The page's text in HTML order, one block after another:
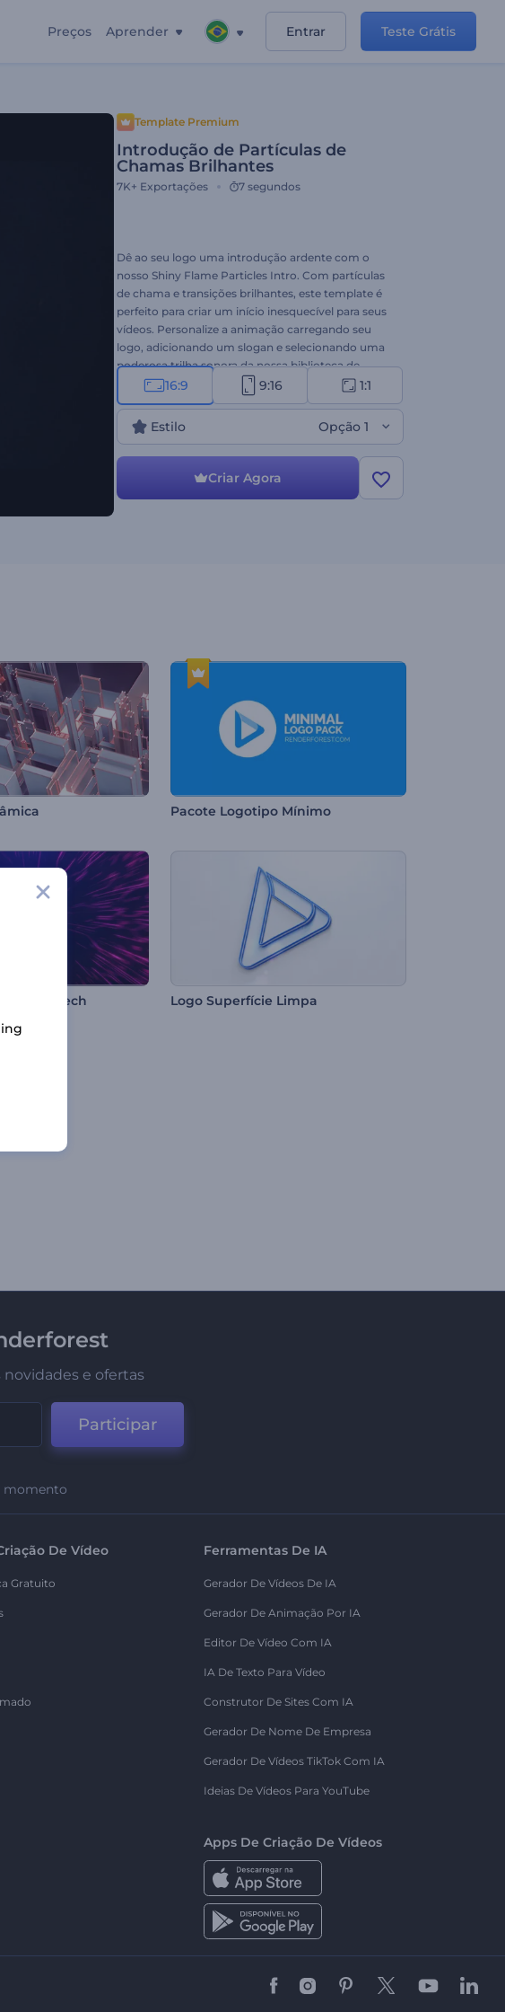
Preços Aprender Entrar Teste Grátis
Template Premium
Introdução de Partículas de
Chamas Brilhantes
7K+ Exportações 7 segundos
Dê ao seu logo uma introdução ardente com o
nosso Shiny Flame Particles Intro. Com partículas
de chama e transições brilhantes, este template é
perfeito para criar um início inesquecível para seus
vídeos. Personalize a animação carregando seu
logo, adicionando um slogan e selecionando uma
poderosa trilha sonora da nossa biblioteca de
música. Quer você precise de uma introdução
energética para uma promoção, serviço ou
empresa, abertura de evento, ou qualquer outra
coisa, este template é a sua melhor solução. Crie
agora!
16:9 9:16 1:1
Estilo Opção 1
Criar Agora
Pacote Logotipo Mínimo
Hi-Tech Logo Superfície Limpa
e ofertas
Participar
momento
De Vídeo
Gratuito
Ferramentas De IA
Gerador De Vídeos De IA
Gerador De Animação Por IA
Editor De Vídeo Com IA
IA De Texto Para Vídeo
Construtor De Sites Com IA
Gerador De Nome De Empresa
Gerador De Vídeos TikTok Com IA
Ideias De Vídeos Para YouTube
Apps De Criação De Vídeos